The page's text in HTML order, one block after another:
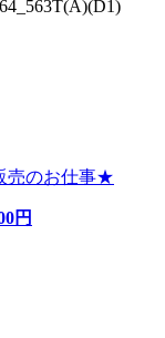
売のお仕事★
円